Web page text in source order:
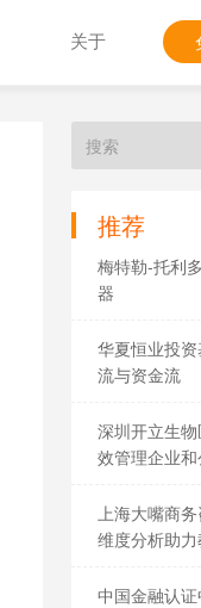
关于
推荐
梅特勒-托利
器
华夏恒业投
流与资金流
深圳开立生
效管理企业
上海大嘴商
维度分析助
中国金融认